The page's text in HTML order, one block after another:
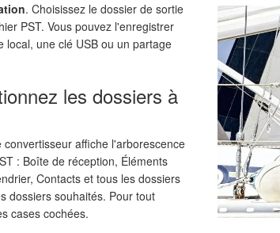
. Choisissez le dossier de sortie
PST. Vous pouvez l'enregistrer
une clé USB ou un partage
les dossiers à
convertisseur affiche l'arborescence
: Boîte de réception, Éléments
Contacts et tous les dossiers
dossiers souhaités. Pour tout
cases cochées.